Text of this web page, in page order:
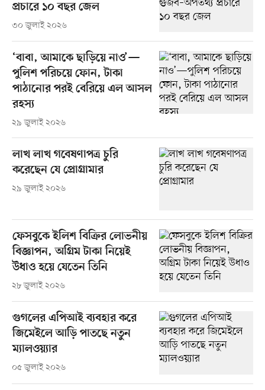
প্রচারে ১০ বছর জেল
৩০ জুলাই ২০২৬
‘বাবা, আমাকে ছাড়িয়ে নাও’—
পুলিশ পরিচয়ে ফোন, টাকা
পাঠানোর পরই বেরিয়ে এল আসল
রহস্য
২৯ জুলাই ২০২৬
লাখ লাখ গবেষণাপত্র চুরি
করেছেন যে প্রোগ্রামার
২৯ জুলাই ২০২৬
ফেসবুকে ইলিশ বিক্রির লোভনীয়
বিজ্ঞাপন, অগ্রিম টাকা নিয়েই
উধাও হয়ে যেতেন তিনি
২৮ জুলাই ২০২৬
গুগলের এপিআই ব্যবহার করে
জিমেইলে আড়ি পাতছে নতুন
ম্যালওয়্যার
০৫ জুলাই ২০২৬